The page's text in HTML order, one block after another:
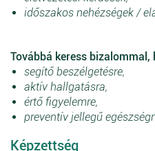
időszakos nehézségek /
Továbbá keress bizalommal,
segítő beszélgetésre,
aktív hallgatásra,
értő figyelemre,
preventív jellegű
Képzettség